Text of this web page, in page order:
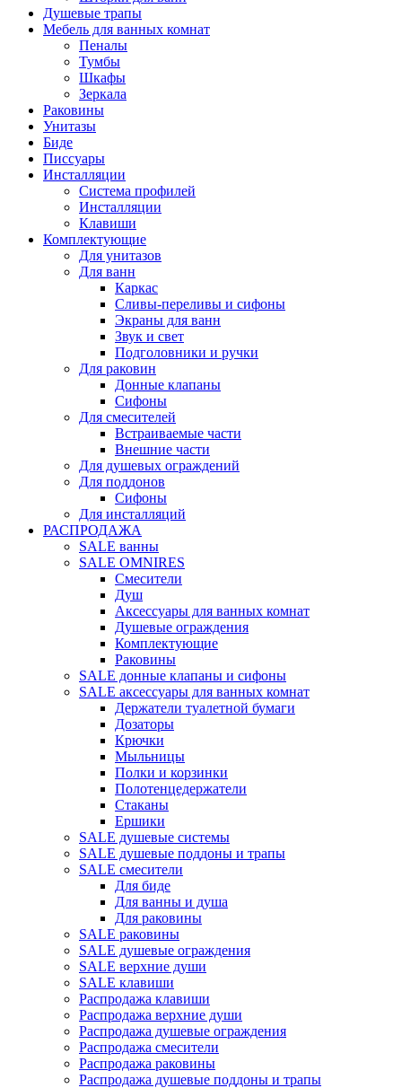
Душевые трапы
Мебель для ванных комнат
Пеналы
Тумбы
Шкафы
Зеркала
Раковины
Унитазы
Биде
Писсуары
Инсталляции
Система профилей
Инсталляции
Клавиши
Комплектующие
Для унитазов
Для ванн
Каркас
Сливы-переливы и сифоны
Экраны для ванн
Звук и свет
Подголовники и ручки
Для раковин
Донные клапаны
Сифоны
Для смесителей
Встраиваемые части
Внешние части
Для душевых ограждений
Для поддонов
Сифоны
Для инсталляций
РАСПРОДАЖА
SALE ванны
SALE OMNIRES
Смесители
Душ
Аксессуары для ванных комнат
Душевые ограждения
Комплектующие
Раковины
SALE донные клапаны и сифоны
SALE аксессуары для ванных комнат
Держатели туалетной бумаги
Дозаторы
Крючки
Мыльницы
Полки и корзинки
Полотенцедержатели
Стаканы
Ершики
SALE душевые системы
SALE душевые поддоны и трапы
SALE смесители
Для биде
Для ванны и душа
Для раковины
SALE раковины
SALE душевые ограждения
SALE верхние души
SALE клавиши
Распродажа клавиши
Распродажа верхние души
Распродажа душевые ограждения
Распродажа смесители
Распродажа раковины
Распродажа душевые поддоны и трапы